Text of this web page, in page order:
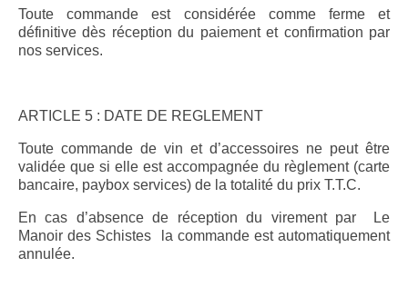
Toute commande est considérée comme ferme et
définitive dès réception du paiement et confirmation par
nos services.
ARTICLE 5 : DATE DE REGLEMENT
Toute commande de vin et d’accessoires ne peut être
validée que si elle est accompagnée du règlement (carte
bancaire, paybox services) de la totalité du prix T.T.C.
En cas d’absence de réception du virement par Le
Manoir des Schistes la commande est automatiquement
annulée.